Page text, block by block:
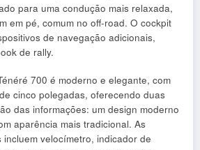
para uma condução mais relaxada,
em pé, comum no off-road. O cockpit
de navegação adicionais,
de rally.
700 é moderno e elegante, com
cinco polegadas, oferecendo duas
das informações: um design moderno
aparência mais tradicional. As
velocímetro, indicador de